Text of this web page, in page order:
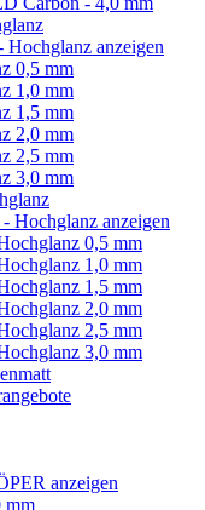
anzeigen
0,5 mm
1,0 mm
1,5 mm
2,0 mm
2,5 mm
3,0 mm
Hochglanz anzeigen
0,5 mm
1,0 mm
1,5 mm
2,0 mm
2,5 mm
3,0 mm
anzeigen
mm